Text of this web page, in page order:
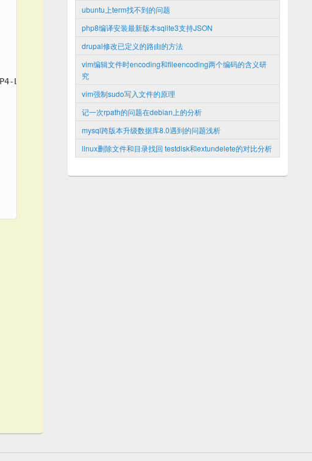
ubuntu上term找不到的问题
php8编译安装最新版本sqlite3支持JSON
drupal修改已定义的路由的方法
vim编辑文件时encoding和fileencoding两个编码的含义研
究
vim强制sudo写入文件的原理
记一次rpath的问题在debian上的分析
mysql跨版本升级数据库8.0遇到的问题浅析
linux删除文件和目录找回 testdisk和extundelete的对比分析